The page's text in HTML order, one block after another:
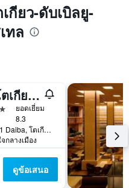
กียว-ดับเบิลยู-
ทล
ฮิลตัน โตเกียว โอไดบะ
ยอดเยี่ยม
8.3
1 Chome-9-1 Daiba, โตเกียว, ญี่ปุ่น
กลางเมือง
ดูข้อเสนอ